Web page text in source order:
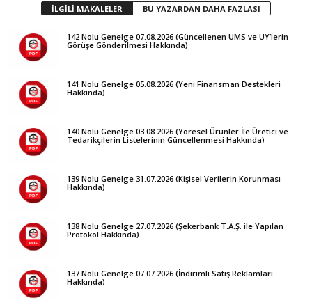
İLGİLİ MAKALELER BU YAZARDAN DAHA FAZLASI
142 Nolu Genelge 07.08.2026 (Güncellenen UMS ve UY’lerin
Görüşe Gönderilmesi Hakkında)
141 Nolu Genelge 05.08.2026 (Yeni Finansman Destekleri
Hakkında)
140 Nolu Genelge 03.08.2026 (Yöresel Ürünler İle Üretici ve
Tedarikçilerin Listelerinin Güncellenmesi Hakkında)
139 Nolu Genelge 31.07.2026 (Kişisel Verilerin Korunması
Hakkında)
138 Nolu Genelge 27.07.2026 (Şekerbank T.A.Ş. ile Yapılan
Protokol Hakkında)
137 Nolu Genelge 07.07.2026 (İndirimli Satış Reklamları
Hakkında)